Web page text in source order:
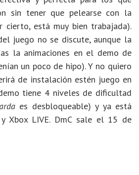
sin tener que pelearse con la
cierto, está muy bien trabajada).
juego no se discute, aunque la
la animaciones en el demo de
un poco de hipo). Y no quiero
de instalación estén juego en
tiene 4 niveles de dificultad
es desbloqueable) y ya está
Xbox LIVE. DmC sale el 15 de